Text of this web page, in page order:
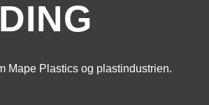
Mape Plastics og plastindustrien.